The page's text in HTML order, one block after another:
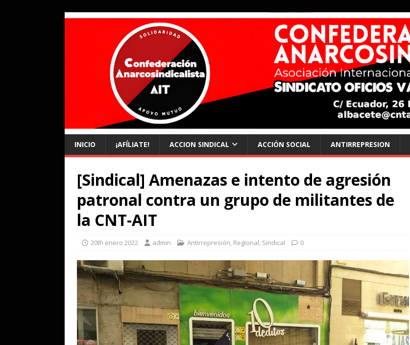
INICIO ¡AFÍLIATE! ACCION SINDICAL ACCIÓN SOCIAL ANTIRREPRESION
[Sindical] Amenazas e intento de agresión
patronal contra un grupo de militantes de
la CNT-AIT
20th enero 2022 admin Antirrepresión, Regional, Sindical 0